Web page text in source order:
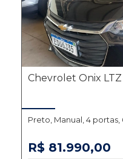
Chevrolet Onix
Preto, Manual, 4 portas,
R$ 81.990,00